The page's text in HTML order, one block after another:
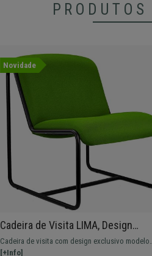
PRODUTOS
Novidade
Cadeira de Visita LIMA, Design
Exclusivo, Estrutura Metálica, Em
Pano, Verde
Cadeira de visita com design exclusivo modelo
LIMA. Confortável assento, forrado em pano.
[+Info]